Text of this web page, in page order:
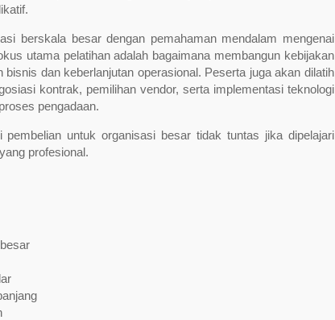
berskala besar dengan pemahaman mendalam mengenai
utama pelatihan adalah bagaimana membangun kebijakan
dan keberlanjutan operasional. Peserta juga akan dilatih
kontrak, pemilihan vendor, serta implementasi teknologi
pengadaan.
untuk organisasi besar tidak tuntas jika dipelajari
profesional.